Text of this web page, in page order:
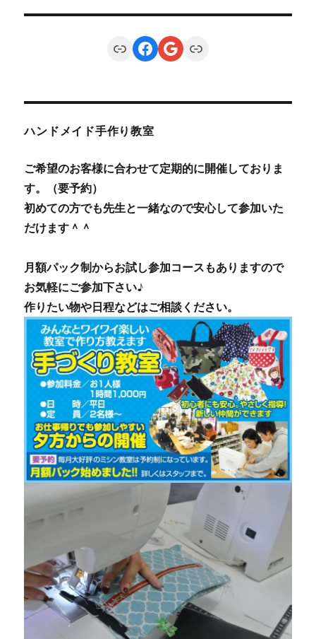
LinkFacebook
Google
Link
ハンドメイド手作り教室
ご希望のお客様に合わせて定期的に開催しておりま
す。（要予約）
初めての方でも先生と一緒なので安心して参加いた
だけます＾＾
月額パック制からお試し参加コースもありますので
お気軽にご参加下さい♪
作りたい物や日程などはご相談ください。